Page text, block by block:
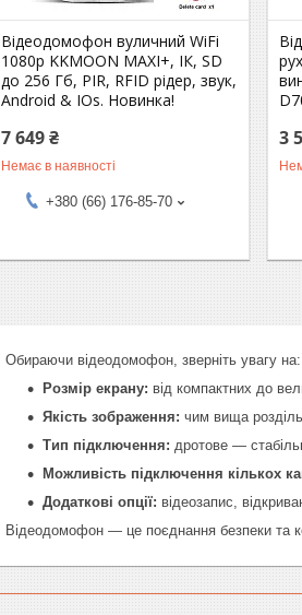
Відеодомофон вуличний WiFi
1080p KKMOON MAXI+, ІК, SD
до 256 Гб, PIR, RFID рідер, звук,
Android & IOs. Новинка!
7 649 ₴
Немає в наявності
+380 (66) 176-85-70
3
Обираючи відеодомофон, зверніть увагу на:
Розмір екрану: від компактних до
Якість зображення: чим вища
Тип підключення: дротове —
Можливість підключення кількох
Додаткові опції: відеозапис,
Відеодомофон — це поєднання безпеки та